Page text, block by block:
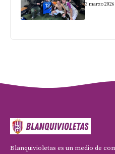
3 marzo
Blanquivioletas es un medio de